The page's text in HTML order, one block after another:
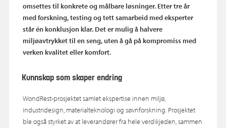
omsettes til konkrete og målbare løsninger. Etter tre år
med forskning, testing og tett samarbeid med eksperter
står én konklusjon klar. Det er mulig å halvere
miljøavtrykket til en seng, uten å gå på kompromiss med
verken kvalitet eller komfort.
Kunnskap som skaper endring
WondRest-prosjektet samlet ekspertise innen miljø,
industridesign, materialteknologi og søvnforskning. Prosjektet
ble også styrket av at leverandører fra hele verdikjeden, sammen